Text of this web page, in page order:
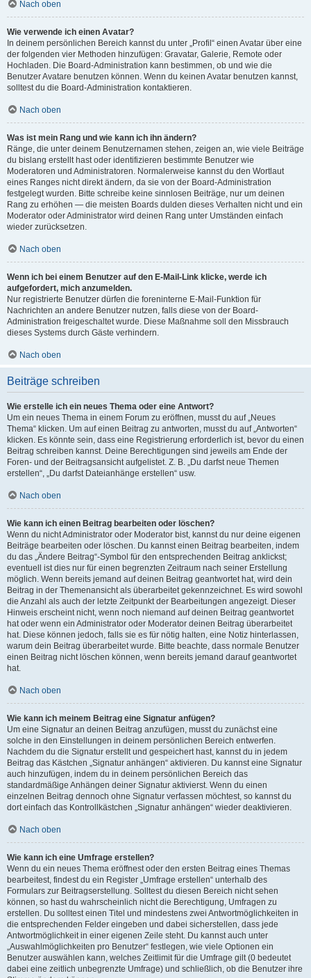
Nach oben
Wie verwende ich einen Avatar?
In deinem persönlichen Bereich kannst du unter „Profil“ einen Avatar über eine
der folgenden vier Methoden hinzufügen: Gravatar, Galerie, Remote oder
Hochladen. Die Board-Administration kann bestimmen, ob und wie die
Benutzer Avatare benutzen können. Wenn du keinen Avatar benutzen kannst,
solltest du die Board-Administration kontaktieren.
Nach oben
Was ist mein Rang und wie kann ich ihn ändern?
Ränge, die unter deinem Benutzernamen stehen, zeigen an, wie viele Beiträge
du bislang erstellt hast oder identifizieren bestimmte Benutzer wie
Moderatoren und Administratoren. Normalerweise kannst du den Wortlaut
eines Ranges nicht direkt ändern, da sie von der Board-Administration
festgelegt wurden. Bitte schreibe keine sinnlosen Beiträge, nur um deinen
Rang zu erhöhen — die meisten Boards dulden dieses Verhalten nicht und ein
Moderator oder Administrator wird deinen Rang unter Umständen einfach
wieder zurücksetzen.
Nach oben
Wenn ich bei einem Benutzer auf den E-Mail-Link klicke, werde ich
aufgefordert, mich anzumelden.
Nur registrierte Benutzer dürfen die foreninterne E-Mail-Funktion für
Nachrichten an andere Benutzer nutzen, falls diese von der Board-
Administration freigeschaltet wurde. Diese Maßnahme soll den Missbrauch
dieses Systems durch Gäste verhindern.
Nach oben
Beiträge schreiben
Wie erstelle ich ein neues Thema oder eine Antwort?
Um ein neues Thema in einem Forum zu eröffnen, musst du auf „Neues
Thema“ klicken. Um auf einen Beitrag zu antworten, musst du auf „Antworten“
klicken. Es könnte sein, dass eine Registrierung erforderlich ist, bevor du einen
Beitrag schreiben kannst. Deine Berechtigungen sind jeweils am Ende der
Foren- und der Beitragsansicht aufgelistet. Z. B. „Du darfst neue Themen
erstellen“, „Du darfst Dateianhänge erstellen“ usw.
Nach oben
Wie kann ich einen Beitrag bearbeiten oder löschen?
Wenn du nicht Administrator oder Moderator bist, kannst du nur deine eigenen
Beiträge bearbeiten oder löschen. Du kannst einen Beitrag bearbeiten, indem
du das „Ändere Beitrag“-Symbol für den entsprechenden Beitrag anklickst;
eventuell ist dies nur für einen begrenzten Zeitraum nach seiner Erstellung
möglich. Wenn bereits jemand auf deinen Beitrag geantwortet hat, wird dein
Beitrag in der Themenansicht als überarbeitet gekennzeichnet. Es wird sowohl
die Anzahl als auch der letzte Zeitpunkt der Bearbeitungen angezeigt. Dieser
Hinweis erscheint nicht, wenn noch niemand auf deinen Beitrag geantwortet
hat oder wenn ein Administrator oder Moderator deinen Beitrag überarbeitet
hat. Diese können jedoch, falls sie es für nötig halten, eine Notiz hinterlassen,
warum dein Beitrag überarbeitet wurde. Bitte beachte, dass normale Benutzer
einen Beitrag nicht löschen können, wenn bereits jemand darauf geantwortet
hat.
Nach oben
Wie kann ich meinem Beitrag eine Signatur anfügen?
Um eine Signatur an deinen Beitrag anzufügen, musst du zunächst eine
solche in den Einstellungen in deinem persönlichen Bereich entwerfen.
Nachdem du die Signatur erstellt und gespeichert hast, kannst du in jedem
Beitrag das Kästchen „Signatur anhängen“ aktivieren. Du kannst eine Signatur
auch hinzufügen, indem du in deinem persönlichen Bereich das
standardmäßige Anhängen deiner Signatur aktivierst. Wenn du einen
einzelnen Beitrag dennoch ohne Signatur verfassen möchtest, so kannst du
dort einfach das Kontrollkästchen „Signatur anhängen“ wieder deaktivieren.
Nach oben
Wie kann ich eine Umfrage erstellen?
Wenn du ein neues Thema eröffnest oder den ersten Beitrag eines Themas
bearbeitest, findest du ein Register „Umfrage erstellen“ unterhalb des
Formulars zur Beitragserstellung. Solltest du diesen Bereich nicht sehen
können, so hast du wahrscheinlich nicht die Berechtigung, Umfragen zu
erstellen. Du solltest einen Titel und mindestens zwei Antwortmöglichkeiten in
die entsprechenden Felder eingeben und dabei sicherstellen, dass jede
Antwortmöglichkeit in einer eigenen Zeile steht. Du kannst auch unter
„Auswahlmöglichkeiten pro Benutzer“ festlegen, wie viele Optionen ein
Benutzer auswählen kann, welches Zeitlimit für die Umfrage gilt (0 bedeutet
dabei eine zeitlich unbegrenzte Umfrage) und schließlich, ob die Benutzer ihre